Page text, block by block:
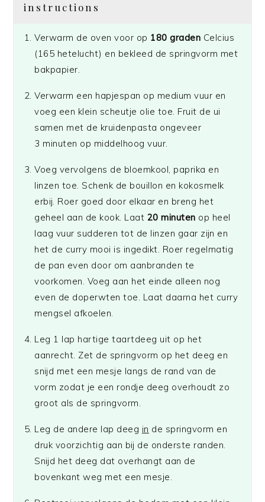
instructions
Verwarm de oven voor op 180 graden Celcius
(165 hetelucht) en bekleed de springvorm met
bakpapier.
Verwarm een hapjespan op medium vuur en
voeg een klein scheutje olie toe. Fruit de ui
samen met de kruidenpasta ongeveer
3 minuten op middelhoog vuur.
Voeg vervolgens de bloemkool, paprika en
linzen toe. Schenk de bouillon en kokosmelk
erbij. Roer goed door elkaar en breng het
geheel aan de kook. Laat 20 minuten op heel
laag vuur sudderen tot de linzen gaar zijn en
het de curry mooi is ingedikt. Roer regelmatig
de pan even door om aanbranden te
voorkomen. Voeg aan het einde alleen nog
even de doperwten toe. Laat daarna het curry
mengsel afkoelen.
Leg 1 lap hartige taartdeeg uit op het
aanrecht. Zet de springvorm op het deeg en
snijd met een mesje langs de rand van de
vorm zodat je een rondje deeg overhoudt zo
groot als de springvorm.
Leg de andere lap deeg in de springvorm en
druk voorzichtig aan bij de onderste randen.
Snijd het deeg dat overhangt aan de
bovenkant weg met een mesje.